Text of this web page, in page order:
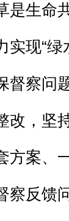
是生命
实现“绿
察问题
改，坚
方案、
察反馈